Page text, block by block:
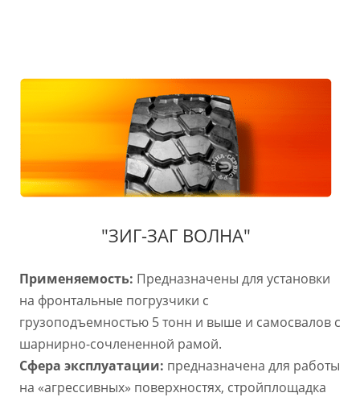
"ЗИГ-ЗАГ ВОЛНА"
Применяемость: Предназначены для установки
на фронтальные погрузчики с
грузоподъемностью 5 тонн и выше и самосвалов с
шарнирно-сочлененной рамой.
Сфера эксплуатации: предназначена для работы
на «агрессивных» поверхностях, стройплощадка